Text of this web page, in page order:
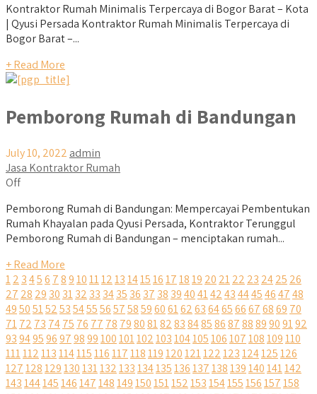
Kontraktor Rumah Minimalis Terpercaya di Bogor Barat – Kota
| Qyusi Persada Kontraktor Rumah Minimalis Terpercaya di
Bogor Barat –...
+ Read More
Pemborong Rumah di Bandungan
July 10, 2022 admin
Jasa Kontraktor Rumah
Off
Pemborong Rumah di Bandungan: Mempercayai Pembentukan
Rumah Khayalan pada Qyusi Persada, Kontraktor Terunggul
Pemborong Rumah di Bandungan – menciptakan rumah...
+ Read More
12 3456 78910111213141516171819 20 2122 23 2425 26
27 28 29 30 3132 33 3435 36 37 38 39404142434445464748
495051525354555657585960616263646566676869 70
7172 73 7475 76 77 78 7980818283848586878889909192
93949596979899100101102103104105106107108109110
111112113114115116117118119120121122123124125126
127128129130131132133134135136137138139140141142
143144145146147148149150151152153154155156157158